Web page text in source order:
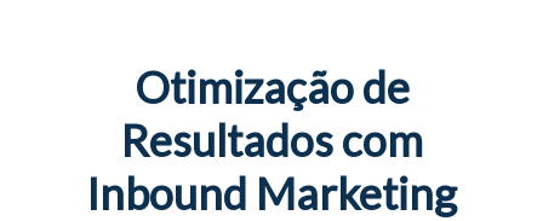
Otimização de
Resultados com
Inbound Marketing